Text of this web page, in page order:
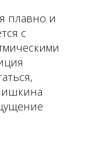
плавно и
с